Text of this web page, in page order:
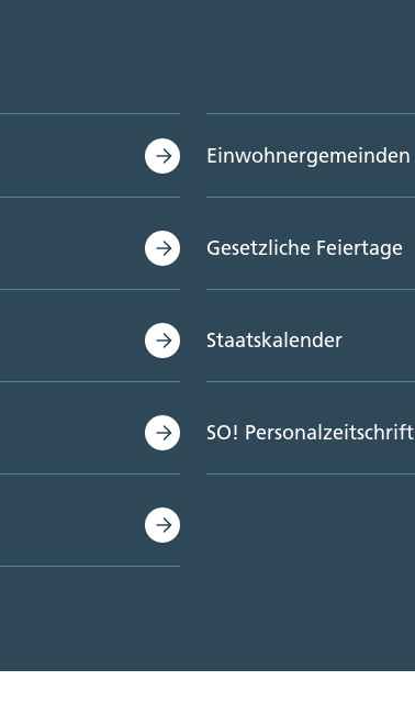
Einwohnergemeinden
Gesetzliche Feiertage
Staatskalender
SO! Personalzeitschrift